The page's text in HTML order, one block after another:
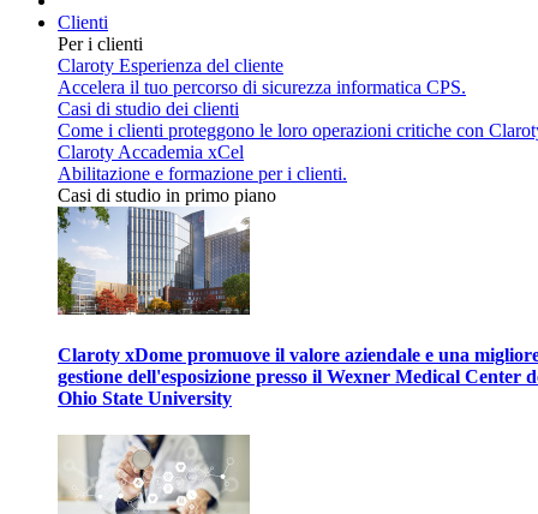
Clienti
Per i clienti
Claroty Esperienza del cliente
Accelera il tuo percorso di sicurezza informatica CPS.
Casi di studio dei clienti
Come i clienti proteggono le loro operazioni critiche con
Claroty Accademia xCel
Abilitazione e formazione per i clienti.
Casi di studio in primo piano
Claroty xDome promuove il valore aziendale e una
gestione dell'esposizione presso il Wexner Medical Center
Ohio State University